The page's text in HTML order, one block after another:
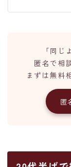
「同じ
匿名で相
まずは無料
匿